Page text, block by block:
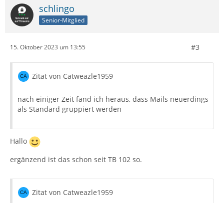
schlingo
Senior-Mitglied
15. Oktober 2023 um 13:55 #3
Zitat von Catweazle1959
nach einiger Zeit fand ich heraus, dass Mails neuerdings
als Standard gruppiert werden
Hallo
ergänzend ist das schon seit TB 102 so.
Zitat von Catweazle1959